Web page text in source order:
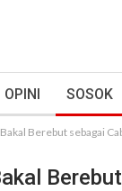
OPINI SOSOK
Berebut sebagai